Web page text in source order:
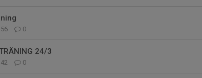
0
24/3
0